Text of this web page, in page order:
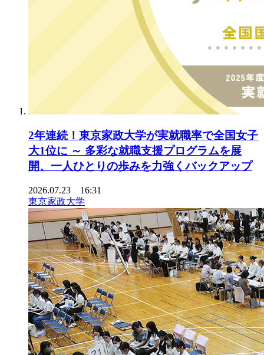
2年連続！東京家政大学が実就職率で全国女子
大1位に ～ 多彩な就職支援プログラムを展
開、一人ひとりの歩みを力強くバックアップ
2026.07.23 16:31
東京家政大学